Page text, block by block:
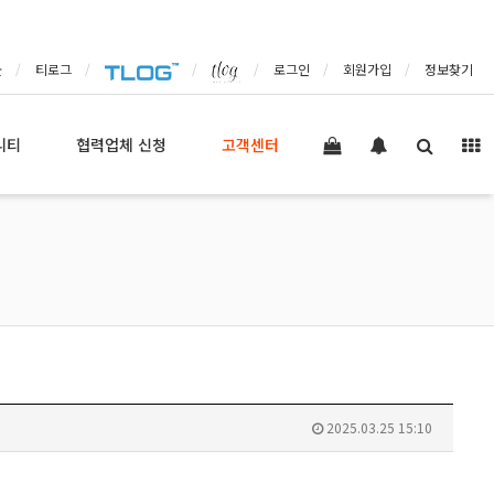
티로그 로그인 회원가입 정보찾기
티 협력업체 신청 고객센터
2025.03.25 15:10